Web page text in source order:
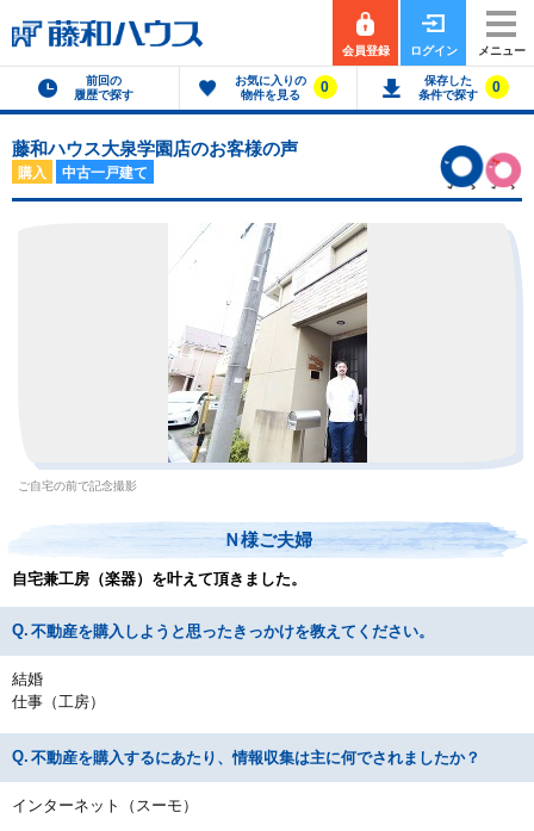
会員登録 ログイン メニュー
前回の
履歴で探す
お気に入りの
物件を見る
0
保存した
条件で探す
0
藤和ハウス大泉学園店のお客様の声
購入 中古一戸建て
ご自宅の前で記念撮影
Ｎ様ご夫婦
自宅兼工房（楽器）を叶えて頂きました。
不動産を購入しようと思ったきっかけを教えてください。
結婚
仕事（工房）
不動産を購入するにあたり、情報収集は主に何でされましたか？
インターネット（スーモ）